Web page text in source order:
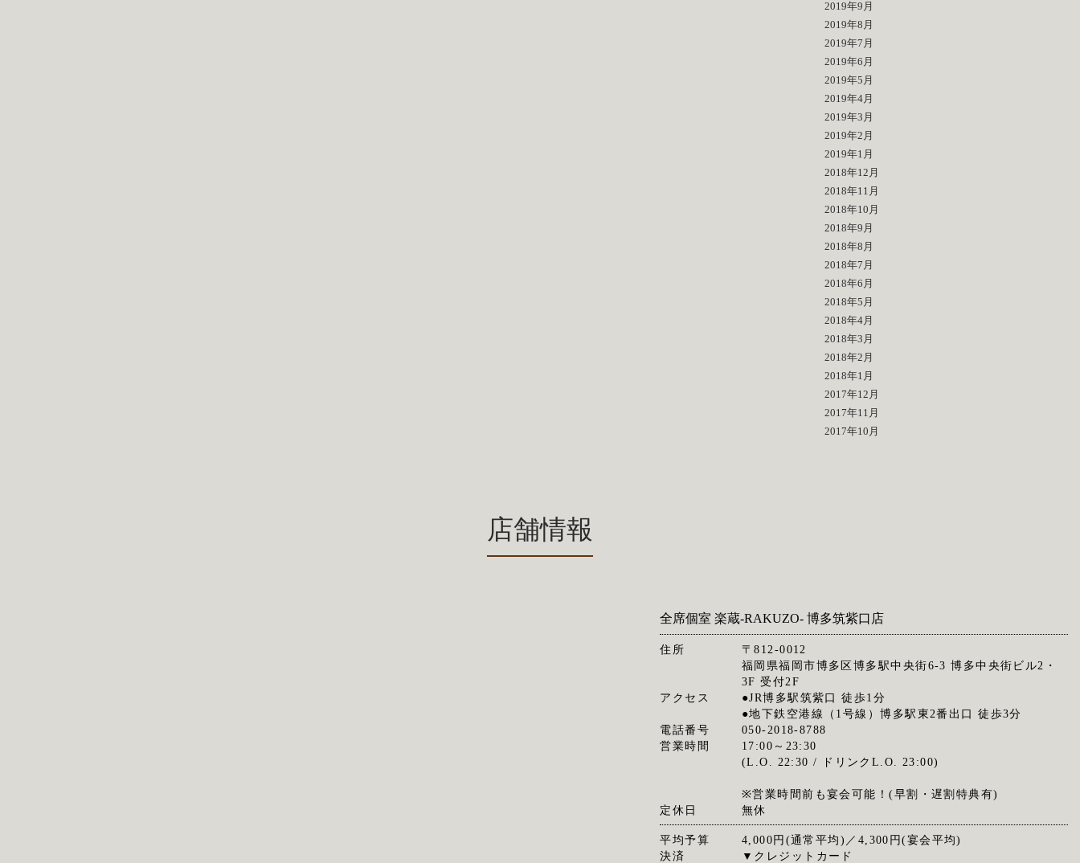
2019年9月
2019年8月
2019年7月
2019年6月
2019年5月
2019年4月
2019年3月
2019年2月
2019年1月
2018年12月
2018年11月
2018年10月
2018年9月
2018年8月
2018年7月
2018年6月
2018年5月
2018年4月
2018年3月
2018年2月
2018年1月
2017年12月
2017年11月
2017年10月
店舗情報
全席個室 楽蔵‐RAKUZO‐ 博多筑紫口店
住所
〒812-0012
福岡県福岡市博多区博多駅中央街6-3 博多中央街ビル2・
3F 受付2F
アクセス
●JR博多駅筑紫口 徒歩1分
●地下鉄空港線（1号線）博多駅東2番出口 徒歩3分
電話番号
050-2018-8788
営業時間
17:00～23:30
(L.O. 22:30 / ドリンクL.O. 23:00)
※営業時間前も宴会可能！(早割・遅割特典有)
定休日
無休
平均予算
4,000円(通常平均)／4,300円(宴会平均)
決済
▼クレジットカード